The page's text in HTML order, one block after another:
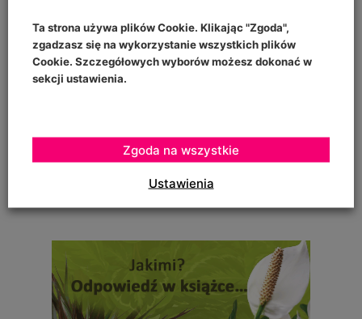
"prowadzenia" pomidorów w szklarence oraz
Urszula Hahajska
To zależy czy podczas uprawy robaczki które ją zjadały,
zostały otrute, czy skrzętnie zebrane i
Ta strona używa plików Cookie. Klikając "Zgoda",
zgadzasz się na wykorzystanie wszystkich plików
Cookie. Szczegółowych wyborów możesz dokonać w
sekcji ustawienia.
Ustawienia
Zgoda na wszystkie